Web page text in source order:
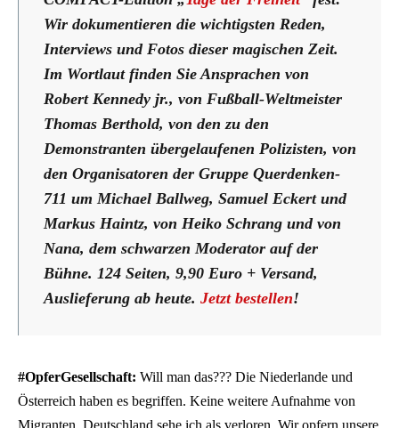
Wir dokumentieren die wichtigsten Reden,
Interviews und Fotos dieser magischen Zeit.
Im Wortlaut finden Sie Ansprachen von
Robert Kennedy jr., von Fußball-Weltmeister
Thomas Berthold, von den zu den
Demonstranten übergelaufenen Polizisten, von
den Organisatoren der Gruppe Querdenken-
711 um Michael Ballweg, Samuel Eckert und
Markus Haintz, von Heiko Schrang und von
Nana, dem schwarzen Moderator auf der
Bühne. 124 Seiten, 9,90 Euro + Versand,
Auslieferung ab heute. Jetzt bestellen!
#OpferGesellschaft: Will man das??? Die Niederlande und
Österreich haben es begriffen. Keine weitere Aufnahme von
Migranten. Deutschland sehe ich als verloren. Wir opfern unsere